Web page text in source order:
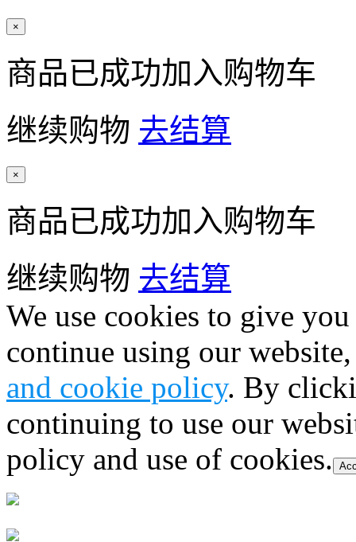
×
商品已成功加入购物车
继续购物 去结算
×
商品已成功加入购物车
继续购物 去结算
We use cookies to give
continue using our
and cookie policy. By
continuing to use our
policy and use of cookies.